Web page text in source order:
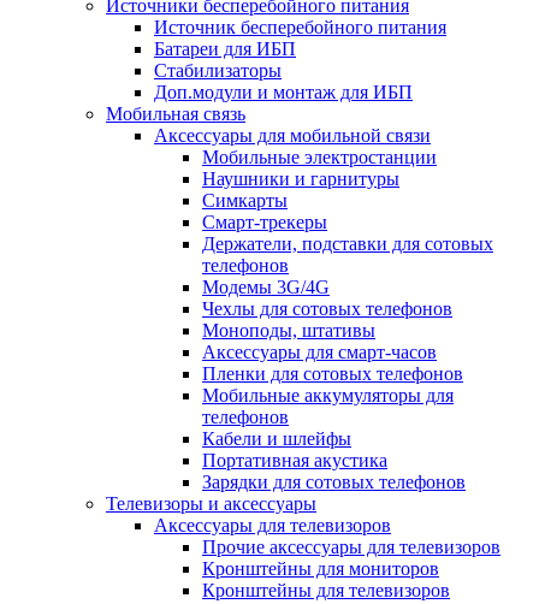
Источники бесперебойного питания
Источник бесперебойного питания
Батареи для ИБП
Стабилизаторы
Доп.модули и монтаж для ИБП
Мобильная связь
Аксессуары для мобильной связи
Мобильные электростанции
Наушники и гарнитуры
Симкарты
Смарт-трекеры
Держатели, подставки для сотовых
телефонов
Модемы 3G/4G
Чехлы для сотовых телефонов
Моноподы, штативы
Аксессуары для смарт-часов
Пленки для сотовых телефонов
Мобильные аккумуляторы для
телефонов
Кабели и шлейфы
Портативная акустика
Зарядки для сотовых телефонов
Телевизоры и аксессуары
Аксессуары для телевизоров
Прочие аксессуары для телевизоров
Кронштейны для мониторов
Кронштейны для телевизоров